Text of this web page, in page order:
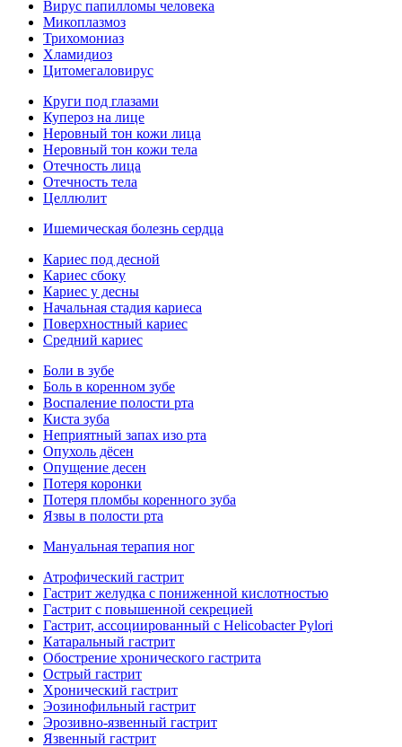
Вирус папилломы человека
Микоплазмоз
Трихомониаз
Хламидиоз
Цитомегаловирус
Круги под глазами
Купероз на лице
Неровный тон кожи лица
Неровный тон кожи тела
Отечность лица
Отечность тела
Целлюлит
Ишемическая болезнь сердца
Кариес под десной
Кариес сбоку
Кариес у десны
Начальная стадия кариеса
Поверхностный кариес
Средний кариес
Боли в зубе
Боль в коренном зубе
Воспаление полости рта
Киста зуба
Неприятный запах изо рта
Опухоль дёсен
Опущение десен
Потеря коронки
Потеря пломбы коренного зуба
Язвы в полости рта
Мануальная терапия ног
Атрофический гастрит
Гастрит желудка с пониженной кислотностью
Гастрит с повышенной секрецией
Гастрит, ассоциированный с Helicobacter Pylori
Катаральный гастрит
Обострение хронического гастрита
Острый гастрит
Хронический гастрит
Эозинофильный гастрит
Эрозивно-язвенный гастрит
Язвенный гастрит